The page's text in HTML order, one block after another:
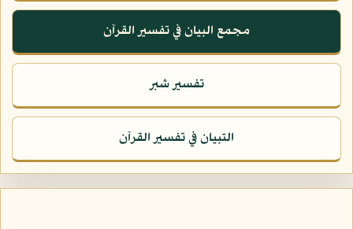
مجمع البيان في تفسير القرآن
تفسير شبر
التبيان في تفسير القرآن